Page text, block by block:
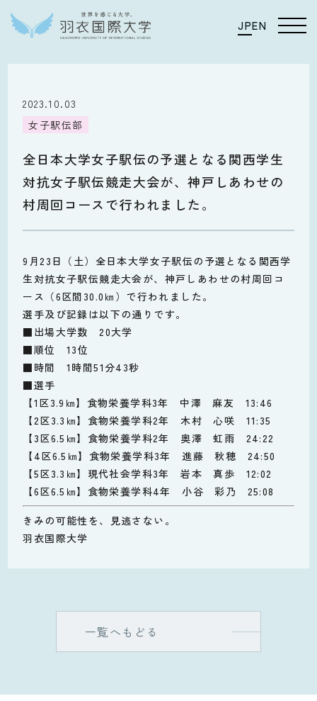
JPEN
2023.10.03
女子駅伝部
全日本大学女子駅伝の予選となる関西学生
対抗女子駅伝競走大会が、神戸しあわせの
村周回コースで行われました。
9月23日（土）全日本大学女子駅伝の予選となる関西学
生対抗女子駅伝競走大会が、神戸しあわせの村周回コ
ース（6区間30.0㎞）で行われました。
選手及び記録は以下の通りです。
■出場大学数 20大学
■順位 13位
■時間 1時間51分43秒
■選手
【1区3.9㎞】食物栄養学科3年 中澤 麻友 13:46
【2区3.3㎞】食物栄養学科2年 木村 心咲 11:35
【3区6.5㎞】食物栄養学科2年 奥澤 虹雨 24:22
【4区6.5㎞】食物栄養学科3年 進藤 秋穂 24:50
【5区3.3㎞】現代社会学科3年 岩本 真歩 12:02
【6区6.5㎞】食物栄養学科4年 小谷 彩乃 25:08
きみの可能性を、見逃さない。
羽衣国際大学
一覧へもどる